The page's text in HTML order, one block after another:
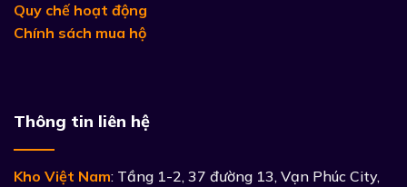
Quy chế hoạt động
Chính sách mua hộ
Thông tin liên hệ
Kho Việt Nam: Tầng 1-2, 37 đường 13, Vạn Phúc City,